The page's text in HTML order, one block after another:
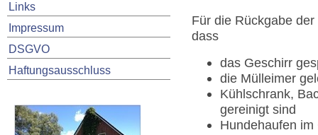
Links
Impressum
DSGVO
Haftungsausschluss
Für die Rückgabe
dass
das Geschirr
die Mülleimer
Kühlschrank,
gereinigt sind
Hundehaufen